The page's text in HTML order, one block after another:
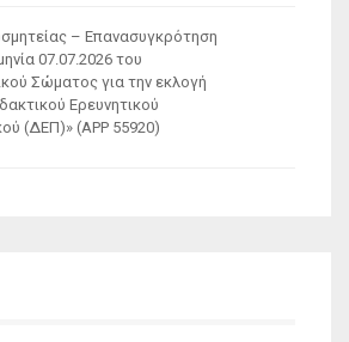
– Επανασυγκρότηση
07.07.2026 του
Σώματος για την εκλογή
Ερευνητικού
(ΔΕΠ)» (APP 55920)